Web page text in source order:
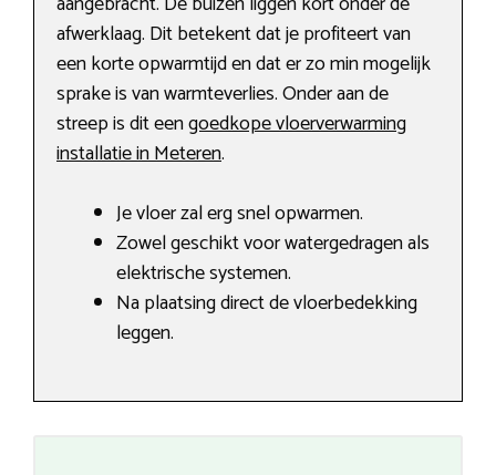
afwerklaag. Dit betekent dat je profiteert van
een korte opwarmtijd en dat er zo min mogelijk
sprake is van warmteverlies. Onder aan de
streep is dit eengoedkope vloerverwarming
installatie in Meteren.
Je vloer zal erg snel opwarmen.
Zowel geschikt voor watergedragen als
elektrische systemen.
Na plaatsing direct de vloerbedekking
leggen.